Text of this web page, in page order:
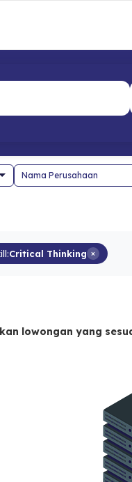
Nama Perusahaan
Critical Thinking ×
lowongan yang